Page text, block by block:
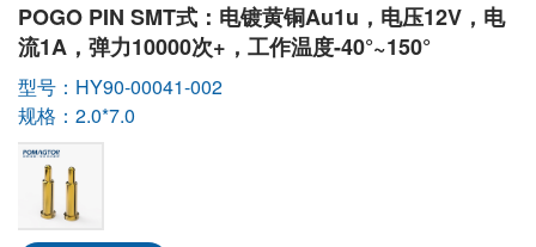
POGO PIN SMT式：电镀黄铜Au1u，电压12V，电
流1A，弹力10000次+，工作温度-40°~150°
型号：HY90-00041-002
规格：2.0*7.0